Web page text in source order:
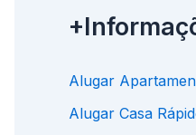
Alugar
Alugar Casa